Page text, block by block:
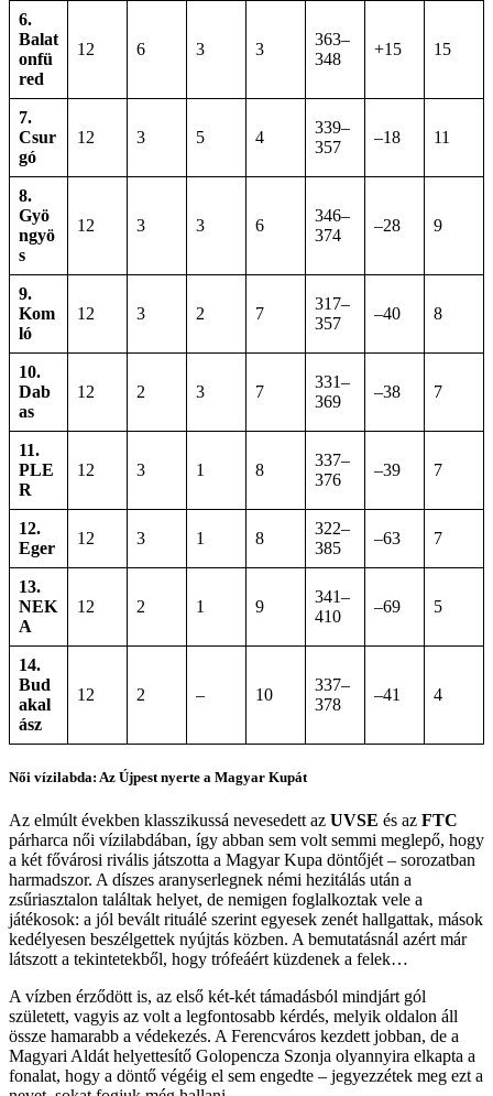
6.
Balat
onfü
red
12 6 3 3
363–
348
+15 15
7.
Csur
gó
12 3 5 4
339–
357
–18 11
8.
Gyö
ngyö
s
12 3 3 6
346–
374
–28 9
9.
Kom
ló
12 3 2 7
317–
357
–40 8
10.
Dab
as
12 2 3 7
331–
369
–38 7
11.
PLE
R
12 3 1 8
337–
376
–39 7
12.
Eger
12 3 1 8
322–
385
–63 7
13.
NEK
A
12 2 1 9
341–
410
–69 5
14.
Bud
akal
ász
12 2 – 10
337–
378
–41 4
Női vízilabda: Az Újpest nyerte a Magyar Kupát
Az elmúlt években klasszikussá nevesedett az UVSE és az FTC
párharca női vízilabdában, így abban sem volt semmi meglepő, hogy
a két fővárosi rivális játszotta a Magyar Kupa döntőjét – sorozatban
harmadszor. A díszes aranyserlegnek némi hezitálás után a
zsűriasztalon találtak helyet, de nemigen foglalkoztak vele a
játékosok: a jól bevált rituálé szerint egyesek zenét hallgattak, mások
kedélyesen beszélgettek nyújtás közben. A bemutatásnál azért már
látszott a tekintetekből, hogy trófeáért küzdenek a felek…
A vízben érződött is, az első két-két támadásból mindjárt gól
született, vagyis az volt a legfontosabb kérdés, melyik oldalon áll
össze hamarabb a védekezés. A Ferencváros kezdett jobban, de a
Magyari Aldát helyettesítő Golopencza Szonja olyannyira elkapta a
fonalat, hogy a döntő végéig el sem engedte – jegyezzétek meg ezt a